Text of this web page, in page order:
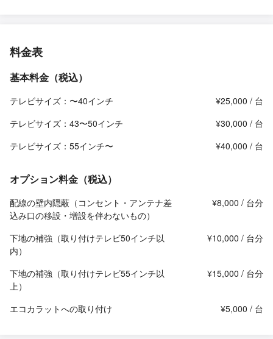
料金表
基本料金（税込）
テレビサイズ：〜40インチ
¥25,000 / 台
テレビサイズ：43〜50インチ
¥30,000 / 台
テレビサイズ：55インチ〜
¥40,000 / 台
オプション料金（税込）
配線の壁内隠蔽（コンセント・アンテナ差
込み口の移設・増設を伴わないもの）
¥8,000 / 台分
下地の補強（取り付けテレビ50インチ以
内）
¥10,000 / 台分
下地の補強（取り付けテレビ55インチ以
上）
¥15,000 / 台分
エコカラットへの取り付け ¥5,000 / 台